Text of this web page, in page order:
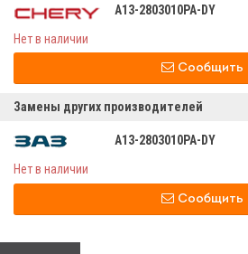
A13-2803010PA-DY
Нет в наличии
Сообщить
Замены других производителей
A13-2803010PA-DY
Нет в наличии
Сообщить